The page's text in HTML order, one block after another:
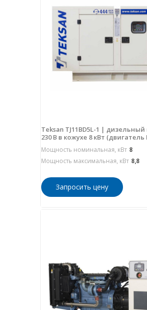
Teksan TJ11BD5L-1 |
230 В в кожухе 8 кВт
Мощность номинальная, кВт 8
Мощность максимальная, кВт 8,8
Запросить цену